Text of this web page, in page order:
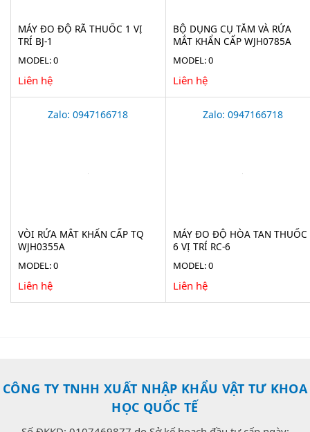
MÁY ĐO ĐỘ RÃ THUỐC 1 VỊ
TRÍ BJ-1
MODEL: 0
Liên hệ
BỘ DỤNG CỤ TẮM VÀ RỬA
MẮT KHẨN CẤP WJH0785A
MODEL: 0
Liên hệ
Zalo: 0947166718
VÒI RỬA MẮT KHẨN CẤP TQ
WJH0355A
MODEL: 0
Liên hệ
Zalo: 0947166718
MÁY ĐO ĐỘ HÒA TAN THUỐC
6 VỊ TRÍ RC-6
MODEL: 0
Liên hệ
CÔNG TY TNHH XUẤT NHẬP KHẨU VẬT TƯ KHOA
HỌC QUỐC TẾ